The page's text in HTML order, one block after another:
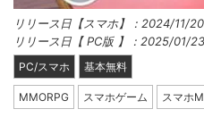
リリース日【スマホ】：2024/11/20
リリース日【 PC版 】：2025/01/23
PC/スマホ 基本無料
MMORPG スマホゲーム スマホ